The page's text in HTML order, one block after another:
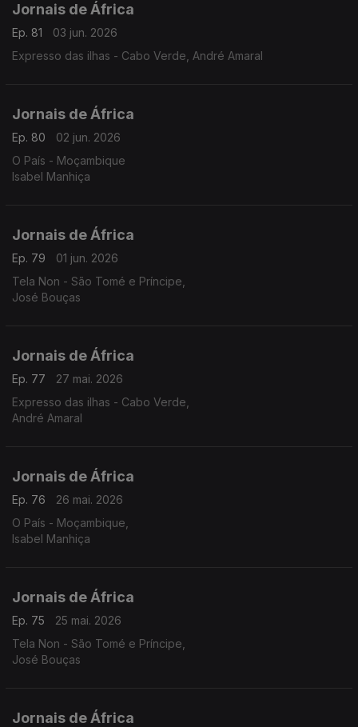
Jornais de África
Ep. 81
03 jun. 2026
Expresso das ilhas - Cabo Verde, André Amaral
Jornais de África
Ep. 80
02 jun. 2026
O País - Moçambique
Isabel Manhiça
Jornais de África
Ep. 79
01 jun. 2026
Tela Non - São Tomé e Príncipe,
José Bouças
Jornais de África
Ep. 77
27 mai. 2026
Expresso das ilhas - Cabo Verde,
André Amaral
Jornais de África
Ep. 76
26 mai. 2026
O País - Moçambique,
Isabel Manhiça
Jornais de África
Ep. 75
25 mai. 2026
Tela Non - São Tomé e Príncipe,
José Bouças
Jornais de África